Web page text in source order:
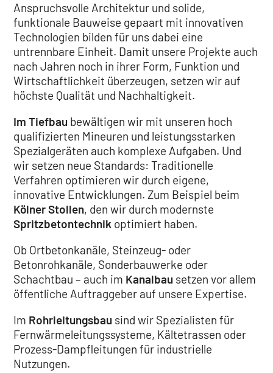
Anspruchsvolle Architektur und solide,
funktionale Bauweise gepaart mit innovativen
Technologien bilden für uns dabei eine
untrennbare Einheit. Damit unsere Projekte auch
nach Jahren noch in ihrer Form, Funktion und
Wirtschaftlichkeit überzeugen, setzen wir auf
höchste Qualität und Nachhaltigkeit.
Im Tiefbau bewältigen wir mit unseren hoch
qualifizierten Mineuren und leistungsstarken
Spezialgeräten auch komplexe Aufgaben. Und
wir setzen neue Standards: Traditionelle
Verfahren optimieren wir durch eigene,
innovative Entwicklungen. Zum Beispiel beim
Kölner Stollen, den wir durch modernste
Spritzbetontechnik optimiert haben.
Ob Ortbetonkanäle, Steinzeug- oder
Betonrohkanäle, Sonderbauwerke oder
Schachtbau – auch im Kanalbau setzen vor allem
öffentliche Auftraggeber auf unsere Expertise.
Im Rohrleitungsbau sind wir Spezialisten für
Fernwärmeleitungssysteme, Kältetrassen oder
Prozess-Dampfleitungen für industrielle
Nutzungen.